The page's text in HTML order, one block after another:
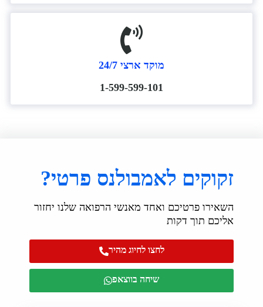
מוקד ארצי 24/7
1-599-599-101
זקוקים לאמבולנס פרטי?
השאירו פרטיכם ואחד מאנשי הרפואה שלנו יחזור
אליכם תוך דקות
לחצו לחיוג מהיר
שיחה בווצאפ